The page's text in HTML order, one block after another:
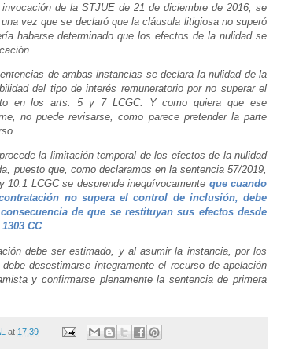
de la STJUE de 21 de diciembre de 2016, se
vez que se declaró que la cláusula litigiosa no superó
haberse determinado que los efectos de la nulidad se
de ambas instancias se declara la nulidad de la
del tipo de interés remuneratorio por no superar el
en los arts. 5 y 7 LCGC. Y como quiera que ese
no puede revisarse, como parece pretender la parte
la limitación temporal de los efectos de la nulidad
puesto que, como declaramos en la sentencia 57/2019,
10.1 LCGC se desprende inequívocamente que cuando
no supera el control de inclusión, debe
de que se restituyan sus efectos desde
CC.
debe ser estimado, y al asumir la instancia, por los
desestimarse íntegramente el recurso de apelación
y confirmarse plenamente la sentencia de primera
at 17:39